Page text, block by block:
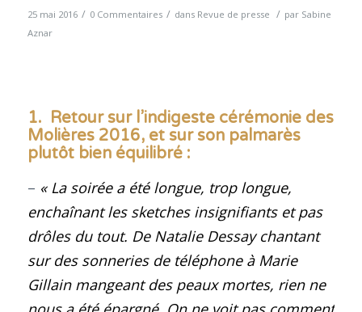
25 mai 2016 / 0 Commentaires / dans Revue de presse / par Sabine
Aznar
1. Retour sur l’indigeste cérémonie des
Molières 2016, et sur son palmarès
plutôt bien équilibré :
– « La soirée a été longue, trop longue,
enchaînant les sketches insignifiants et pas
drôles du tout. De Natalie Dessay chantant
sur des sonneries de téléphone à Marie
Gillain mangeant des peaux mortes, rien ne